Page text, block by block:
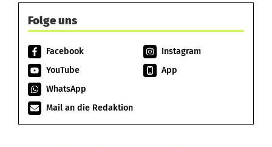
Folge uns
Facebook
Instagram
YouTube
App
WhatsApp
Mail an die Redaktion